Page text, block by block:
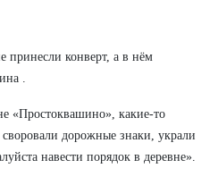
принесли конверт, а в нём
.
«Простоквашино», какие-то
дорожные знаки, украли
навести порядок в деревне».